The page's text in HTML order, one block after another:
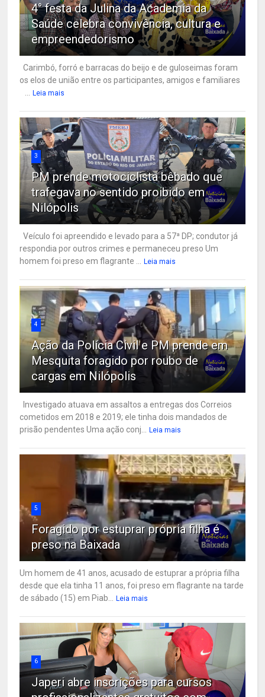
4° festa da Julina da Academia da
Saúde celebra convivência, cultura e
empreendedorismo
Carimbó, forró e barracas do beijo e de guloseimas foram
os elos de união entre os participantes, amigos e familiares
Leia mais
3
PM prende motociclista bêbado que
trafegava no sentido proibido em
Nilópolis
Veículo foi apreendido e levado para a 57ª DP; condutor já
respondia por outros crimes e permaneceu preso Um
homem foi preso em flagrante ...
Leia mais
4
Ação da Polícia Civil e PM prende em
Mesquita foragido por roubo de
cargas em Nilópolis
Investigado atuava em assaltos a entregas dos Correios
cometidos em 2018 e 2019; ele tinha dois mandados de
prisão pendentes Uma ação conj...
Leia mais
5
Foragido por estuprar própria filha é
preso na Baixada
Um homem de 41 anos, acusado de estuprar a própria filha
desde que ela tinha 11 anos, foi preso em flagrante na tarde
de sábado (15) em Piab...
Leia mais
6
Japeri abre inscrições para cursos